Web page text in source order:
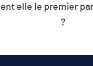
elle le premier parti